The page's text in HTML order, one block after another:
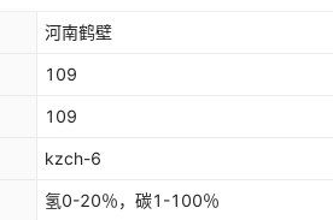
河南鹤壁
109
109
kzch-6
氢0-20％，碳1-100％